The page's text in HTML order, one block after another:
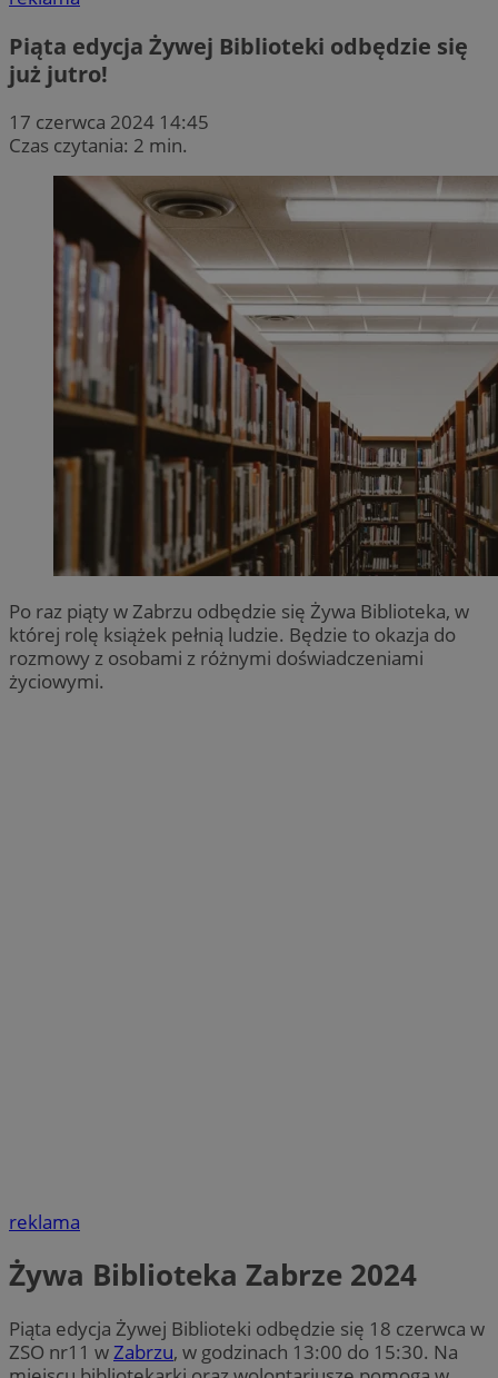
Piąta edycja Żywej Biblioteki odbędzie się
już jutro!
17 czerwca 2024 14:45
Czas czytania: 2 min.
Po raz piąty w Zabrzu odbędzie się Żywa Biblioteka, w
której rolę książek pełnią ludzie. Będzie to okazja do
rozmowy z osobami z różnymi doświadczeniami
życiowymi.
reklama
Żywa Biblioteka Zabrze 2024
Piąta edycja Żywej Biblioteki odbędzie się 18 czerwca w
ZSO nr11 wZabrzu, w godzinach 13:00 do 15:30. Na